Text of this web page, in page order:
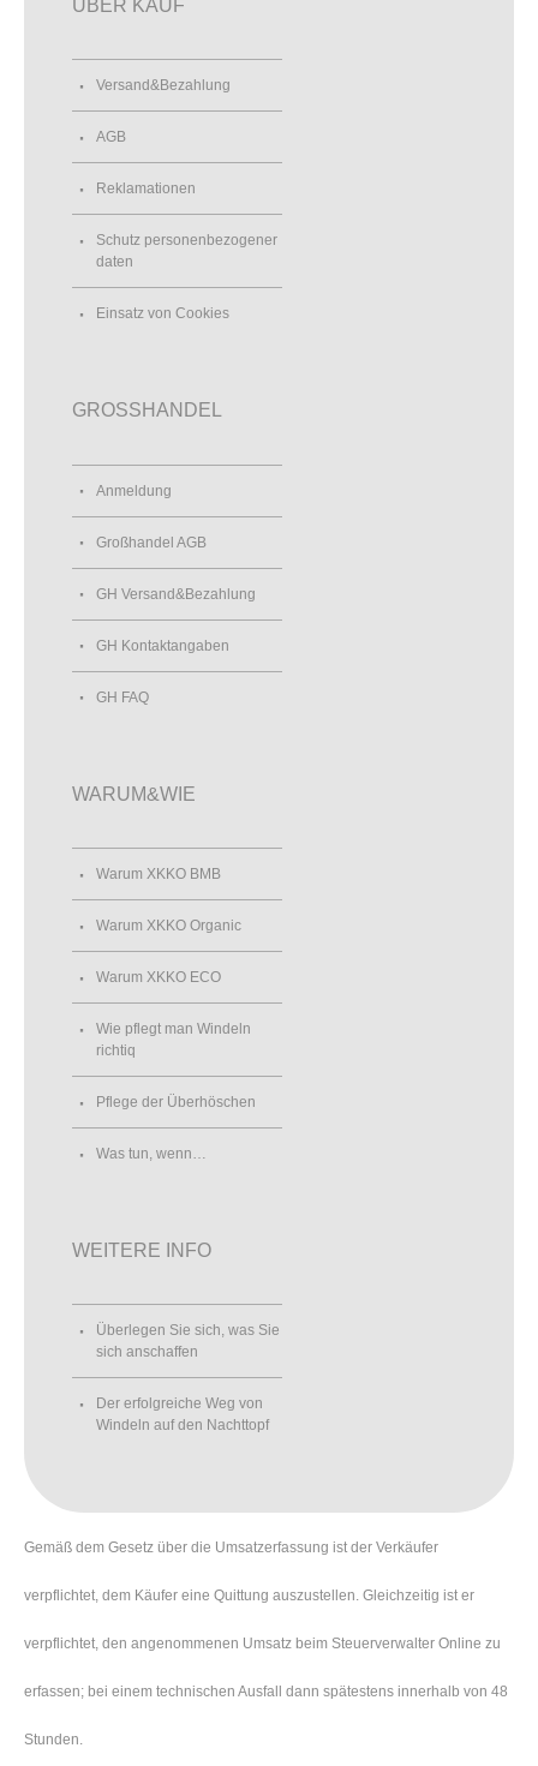
ÜBER KAUF
Versand&Bezahlung
AGB
Reklamationen
Schutz personenbezogener
daten
Einsatz von Cookies
GROSSHANDEL
Anmeldung
Großhandel AGB
GH Versand&Bezahlung
GH Kontaktangaben
GH FAQ
WARUM&WIE
Warum XKKO BMB
Warum XKKO Organic
Warum XKKO ECO
Wie pflegt man Windeln
richtiq
Pflege der Überhöschen
Was tun, wenn…
WEITERE INFO
Überlegen Sie sich, was Sie
sich anschaffen
Der erfolgreiche Weg von
Windeln auf den Nachttopf
Gemäß dem Gesetz über die Umsatzerfassung ist der Verkäufer
verpflichtet, dem Käufer eine Quittung auszustellen. Gleichzeitig ist er
verpflichtet, den angenommenen Umsatz beim Steuerverwalter Online zu
erfassen; bei einem technischen Ausfall dann spätestens innerhalb von 48
Stunden.